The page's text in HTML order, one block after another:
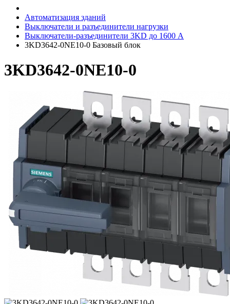
Автоматизация зданий
Выключатели и разъединители нагрузки
Выключатели-разъединители 3KD до 1600 A
3KD3642-0NE10-0 Базовый блок
3KD3642-0NE10-0